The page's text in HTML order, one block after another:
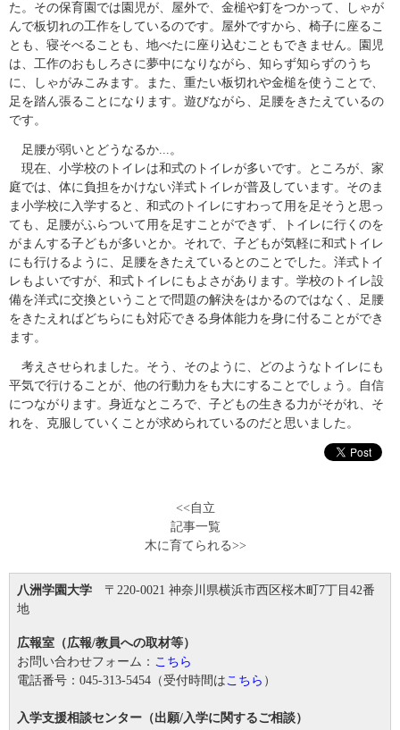
た。その保育園では園児が、屋外で、金槌や釘をつかって、しゃが
んで板切れの工作をしているのです。屋外ですから、椅子に座るこ
とも、寝そべることも、地べたに座り込むこともできません。園児
は、工作のおもしろさに夢中になりながら、知らず知らずのうち
に、しゃがみこみます。また、重たい板切れや金槌を使うことで、
足を踏ん張ることになります。遊びながら、足腰をきたえているの
です。
足腰が弱いとどうなるか...。
現在、小学校のトイレは和式のトイレが多いです。ところが、家
庭では、体に負担をかけない洋式トイレが普及しています。そのま
ま小学校に入学すると、和式のトイレにすわって用を足そうと思っ
ても、足腰がふらついて用を足すことができず、トイレに行くのを
がまんする子どもが多いとか。それで、子どもが気軽に和式トイレ
にも行けるように、足腰をきたえているとのことでした。洋式トイ
レもよいですが、和式トイレにもよさがあります。学校のトイレ設
備を洋式に交換ということで問題の解決をはかるのではなく、足腰
をきたえればどちらにも対応できる身体能力を身に付ることができ
ます。
考えさせられました。そう、そのように、どのようなトイレにも
平気で行けることが、他の行動力をも大にすることでしょう。自信
につながります。身近なところで、子どもの生きる力がそがれ、そ
れを、克服していくことが求められているのだと思いました。
<<自立
記事一覧
木に育てられる>>
八洲学園大学 〒220-0021 神奈川県横浜市西区桜木町7丁目42番
地
広報室（広報/教員への取材等）
お問い合わせフォーム： こちら
電話番号：045-313-5454（受付時間は こちら ）
入学支援相談センター（出願/入学に関するご相談）